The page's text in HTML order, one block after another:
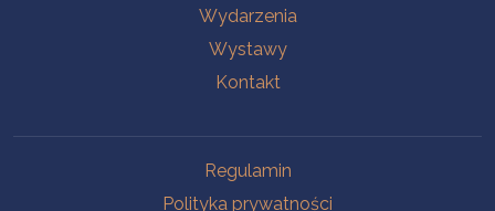
Wydarzenia
Wystawy
Kontakt
Regulamin
Polityka prywatności